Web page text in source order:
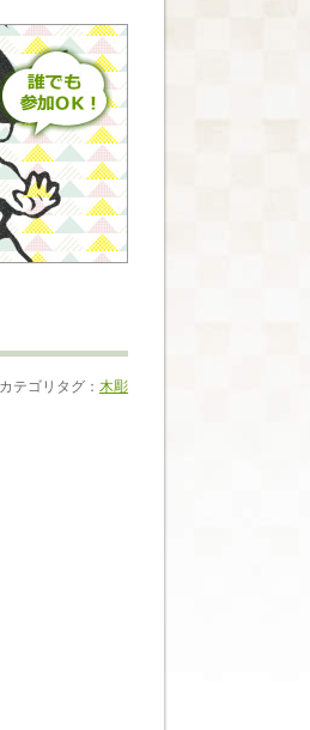
カテゴリタグ： 木彫